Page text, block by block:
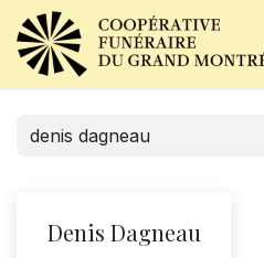
Denis Dagneau